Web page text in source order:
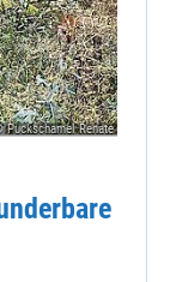
Puckschamel Renate